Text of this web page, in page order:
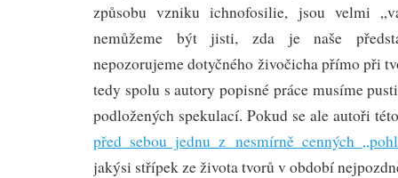
způsobu vzniku ichnofosilie, jsou velmi
nemůžeme být jisti, zda je naše
nepozorujeme dotyčného živočicha přímo při
tedy spolu s autory popisné práce musíme
podložených spekulací. Pokud se ale autoři
před sebou jednu z nesmírně cenných
jakýsi střípek ze života tvorů v období